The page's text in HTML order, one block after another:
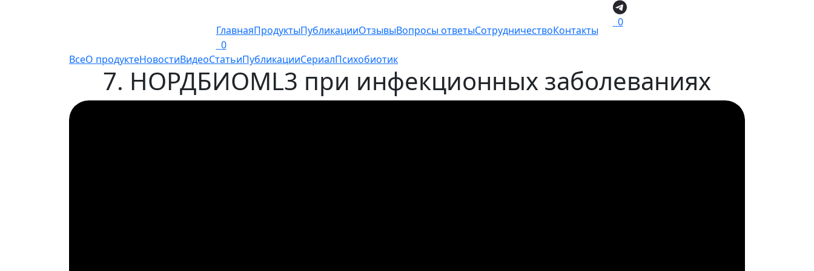
ГлавнаяПродуктыПубликацииОтзывыВопросы ответыСотрудничествоКонтакты
0
0
ВсеО продуктеНовостиВидеоСтатьиПубликацииСериалПсихобиотик
7. НОРДБИОМL3 при инфекционных заболеваниях